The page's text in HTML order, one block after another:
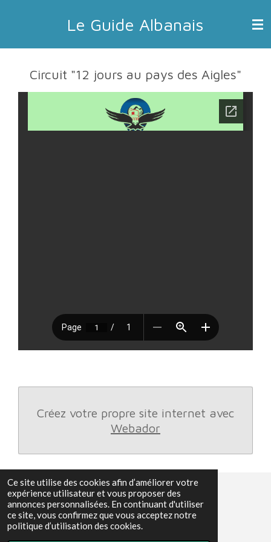
Ce site utilise des cookies afin d’améliorer votre
expérience utilisateur et vous proposer des
annonces personnalisées. En continuant d'utiliser
ce site, vous confirmez que vous acceptez notre
politique d’utilisation des cookies.
principal
Le Guide Albanais
Circuit "12 jours au pays des Aigles"
Créez votre propre site internet avec
Webador
É
v
a
1
é
2
é
3
é
4
é
5
é
n
v
41 votes
© 2023 - 2026 Le guide albanais